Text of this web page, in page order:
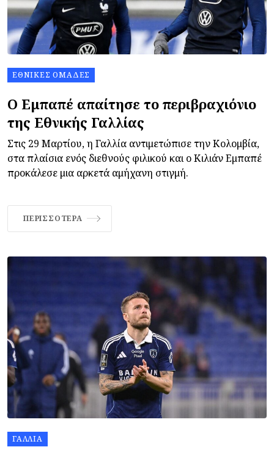
ΕΘΝΙΚΈΣ ΟΜΆΔΕΣ
Ο Εμπαπέ απαίτησε το περιβραχιόνιο
της Εθνικής Γαλλίας
Στις 29 Μαρτίου, η Γαλλία αντιμετώπισε την Κολομβία,
στα πλαίσια ενός διεθνούς φιλικού και ο Κιλιάν Εμπαπέ
προκάλεσε μια αρκετά αμήχανη στιγμή.
ΠΕΡΙΣΣΌΤΕΡΑ
ΓΑΛΛΊΑ